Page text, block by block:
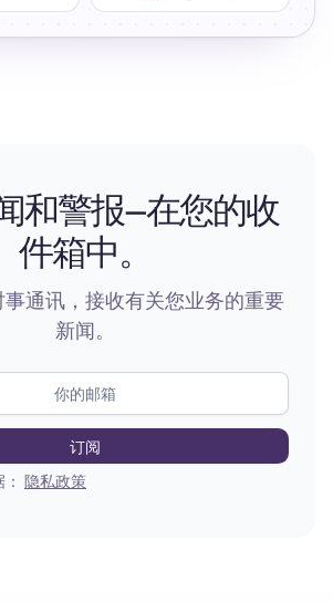
和警报—在您的收
件箱中。
通讯，接收有关您业务的重要
新闻。
隐私政策